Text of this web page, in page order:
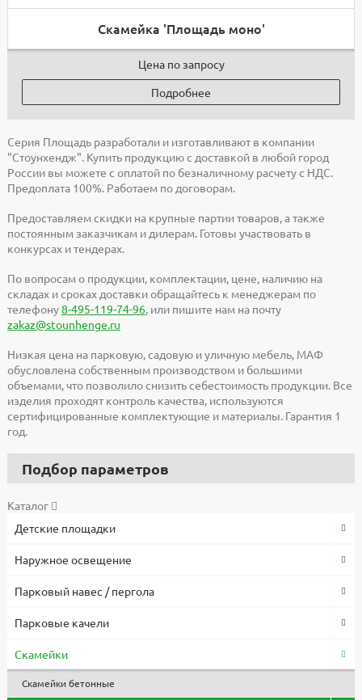
Скамейка 'Площадь моно'
Цена по запросу
Подробнее
Серия Площадь разработали и изготавливают в компании
"Стоунхендж". Купить продукцию с доставкой в любой город
России вы можете с оплатой по безналичному расчету с НДС.
Предоплата 100%. Работаем по договорам.
Предоставляем скидки на крупные партии товаров, а также
постоянным заказчикам и дилерам. Готовы участвовать в
конкурсах и тендерах.
По вопросам о продукции, комплектации, цене, наличию на
складах и сроках доставки обращайтесь к менеджерам по
телефону8-495-119-74-96, или пишите нам на почту
zakaz@stounhenge.ru
Низкая цена на парковую, садовую и уличную мебель, МАФ
обусловлена собственным производством и большими
объемами, что позволило снизить себестоимость продукции. Все
изделия проходят контроль качества, используются
сертифицированные комплектующие и материалы. Гарантия 1
год.
Подбор параметров
Каталог
Детские площадки
Наружное освещение
Парковый навес / пергола
Парковые качели
Скамейки
Скамейки бетонные